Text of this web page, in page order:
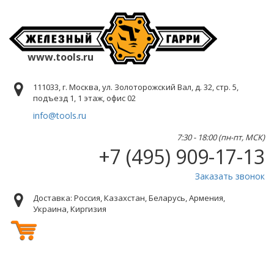
www.tools.ru
111033, г. Москва, ул. Золоторожский Вал, д. 32, стр. 5,
подъезд 1, 1 этаж, офис 02
info@tools.ru
7:30 - 18:00 (пн-пт, МСК)
+7 (495) 909-17-13
Заказать звонок
Доставка: Россия, Казахстан, Беларусь, Армения,
Украина, Киргизия